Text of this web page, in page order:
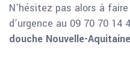
N’hésitez pas alors à
d’urgence au 09 70 70 14
douche Nouvelle-Aquitaine